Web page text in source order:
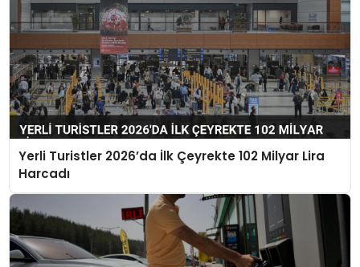
Yerli Turistler 2026’da İlk Çeyrekte 102 Milyar Lira
Harcadı